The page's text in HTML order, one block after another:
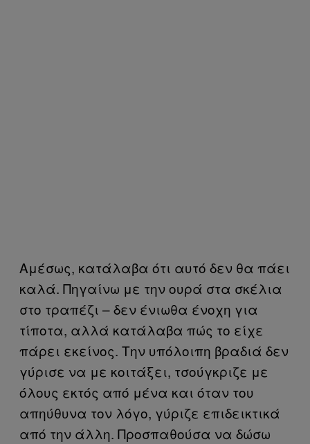
Αμέσως, κατάλαβα ότι αυτό δεν θα πάει
καλά. Πηγαίνω με την ουρά στα σκέλια
στο τραπέζι – δεν ένιωθα ένοχη για
τίποτα, αλλά κατάλαβα πώς το είχε
πάρει εκείνος. Την υπόλοιπη βραδιά δεν
γύρισε να με κοιτάξει, τσούγκριζε με
όλους εκτός από μένα και όταν του
απηύθυνα τον λόγο, γύριζε επιδεικτικά
από την άλλη. Προσπαθούσα να δώσω